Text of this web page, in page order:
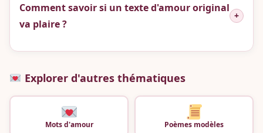
Comment savoir si un texte d'amour original
va plaire ?
+
Explorer d'autres thématiques
Mots d'amour Poèmes modèles